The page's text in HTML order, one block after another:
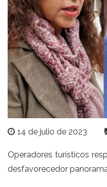
14 de julio de 2023
Operadores turísticos
desfavorecedor